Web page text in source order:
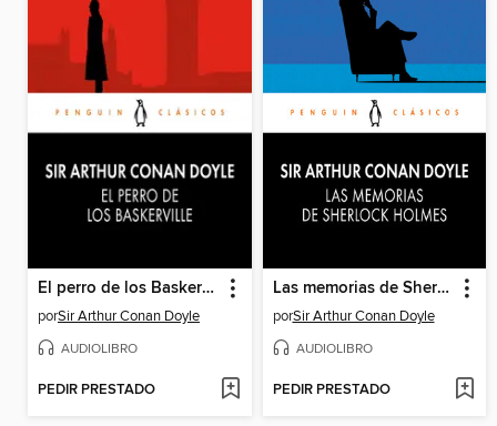
El perro de los Baskerville
porSir Arthur Conan Doyle
AUDIOLIBRO
PEDIR PRESTADO
Las memorias de Sherlock Holmes
porSir Arthur Conan Doyle
AUDIOLIBRO
PEDIR PRESTADO